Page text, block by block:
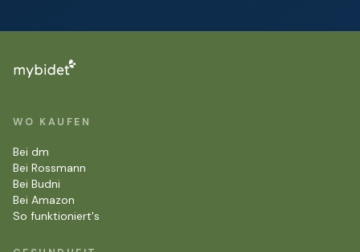
WO KAUFEN
Bei dm
Bei Rossmann
Bei Budni
Bei Amazon
So funktioniert's